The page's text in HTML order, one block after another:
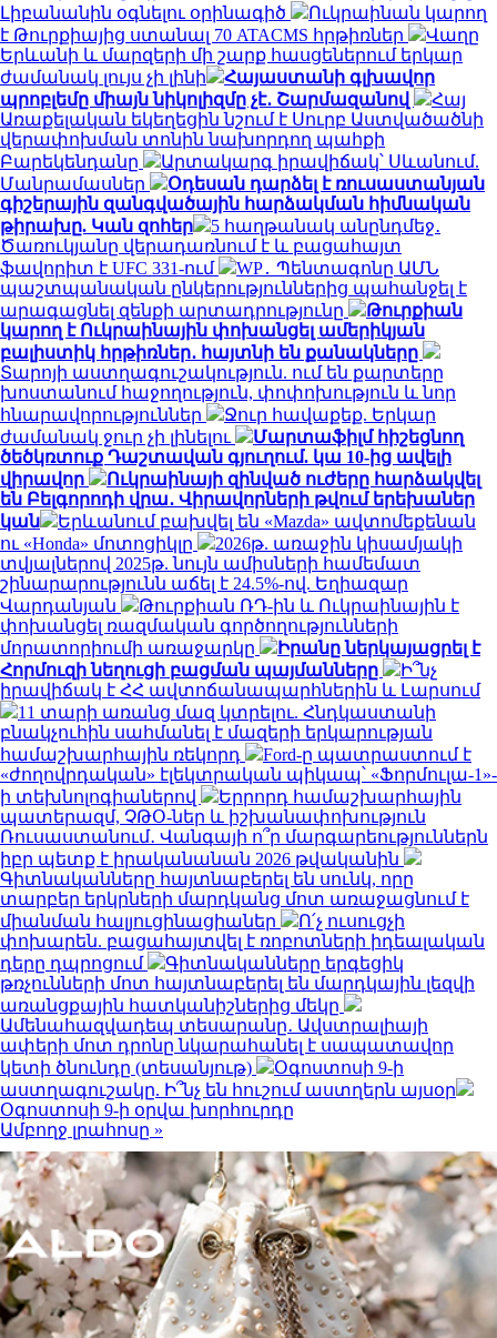
Լիբանանին օգնելու օրինագիծ
Ուկրաինան կարող
է Թուրքիայից ստանալ 70 ATACMS հրթիռներ
Վաղը
Երևանի և մարզերի մի շարք հասցեներում երկար
ժամանակ լույս չի լինի
Հայաստանի գլխավոր
պրոբլեմը միայն նիկոլիզմը չէ․ Շարմազանով
Հայ
Առաքելական եկեղեցին նշում է Սուրբ Աստվածածնի
վերափոխման տոնին նախորդող պահքի
Բարեկենդանը
Արտակարգ իրավիճակ՝ Սևանում.
Մանրամասներ
Օդեսան դարձել է ռուսաստանյան
գիշերային զանգվածային հարձակման հիմնական
թիրախը. Կան զոհեր
5 հաղթանակ անընդմեջ․
Ծառուկյանը վերադառնում է և բացահայտ
ֆավորիտ է UFC 331-ում
WP․ Պենտագոնը ԱՄՆ
պաշտպանական ընկերություններից պահանջել է
արագացնել զենքի արտադրությունը
Թուրքիան
կարող է Ուկրաինային փոխանցել ամերիկյան
բալիստիկ հրթիռներ․ հայտնի են քանակները
Տարոյի աստղագուշակություն. ում են քարտերը
խոստանում հաջողություն, փոփոխություն և նոր
հնարավորություններ
Ջուր հավաքեք. Երկար
ժամանակ ջուր չի լինելու
Մարտաֆիլմ հիշեցնող
ծեծկռտուք Դաշտավան գյուղում. կա 10-ից ավելի
վիրավոր
Ուկրաինայի զինված ուժերը հարձակվել
են Բելգորոդի վրա․ Վիրավորների թվում երեխաներ
կան
Երևանում բախվել են «Mazda» ավտոմեքենան
ու «Honda» մոտոցիկլը
2026թ. առաջին կիսամյակի
տվյալներով 2025թ. նույն ամիսների համեմատ
շինարարությունն աճել է 24.5%-ով. Եղիազար
Վարդանյան
Թուրքիան ՌԴ-ին և Ուկրաինային է
փոխանցել ռազմական գործողությունների
մորատորիումի առաջարկը
Իրանը ներկայացրել է
Հորմուզի նեղուցի բացման պայմանները
Ի՞նչ
իրավիճակ է ՀՀ ավտոճանապարհներին և Լարսում
11 տարի առանց մազ կտրելու. Հնդկաստանի
բնակչուհին սահմանել է մազերի երկարության
համաշխարհային ռեկորդ
Ford-ը պատրաստում է
«ժողովրդական» էլեկտրական պիկապ՝ «Ֆորմուլա-1»-
ի տեխնոլոգիաներով
Երրորդ համաշխարհային
պատերազմ, ՉԹՕ-ներ և իշխանափոխություն
Ռուսաստանում․ Վանգայի ո՞ր մարգարեություններն
իբր պետք է իրականանան 2026 թվականին
Գիտնականները հայտնաբերել են սունկ, որը
տարբեր երկրների մարդկանց մոտ առաջացնում է
միանման հալյուցինացիաներ
Ո՛չ ուսուցչի
փոխարեն. բացահայտվել է ռոբոտների իդեալական
դերը դպրոցում
Գիտնականները երգեցիկ
թռչունների մոտ հայտնաբերել են մարդկային լեզվի
առանցքային հատկանիշներից մեկը
Ամենահազվադեպ տեսարանը․ Ավստրալիայի
ափերի մոտ դրոնը նկարահանել է սապատավոր
կետի ծնունդը (տեսանյութ)
Օգոստոսի 9-ի
աստղագուշակը. Ի՞նչ են հուշում աստղերն այսօր
Օգոստոսի 9-ի օրվա խորհուրդը
Ամբողջ լրահոսը »